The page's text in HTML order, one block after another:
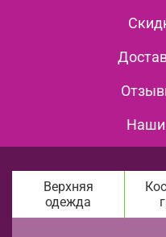
Наши
Верхняя
одежда